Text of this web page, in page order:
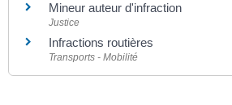
Mineur auteur d'infraction
Justice
Infractions routières
Transports - Mobilité